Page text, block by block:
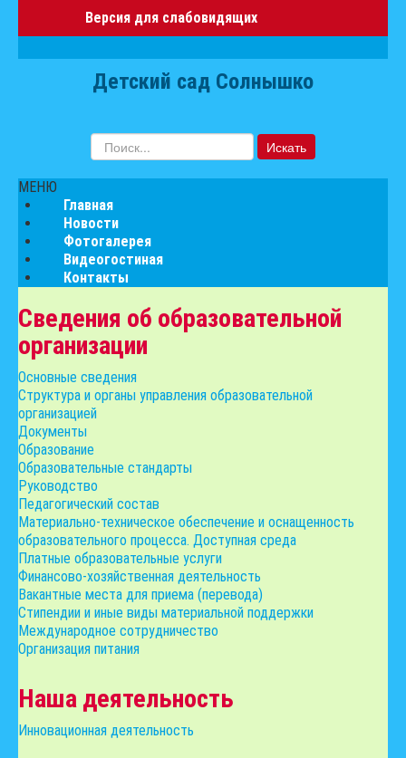
Версия для слабовидящих
Детский сад Солнышко
Искать... Искать
МЕНЮ
Главная
Новости
Фотогалерея
Видеогостиная
Контакты
Сведения об образовательной
организации
Основные сведения
Структура и органы управления образовательной
организацией
Документы
Образование
Образовательные стандарты
Руководство
Педагогический состав
Материально-техническое обеспечение и оснащенность
образовательного процесса. Доступная среда
Платные образовательные услуги
Финансово-хозяйственная деятельность
Вакантные места для приема (перевода)
Стипендии и иные виды материальной поддержки
Международное сотрудничество
Организация питания
Наша деятельность
Инновационная деятельность